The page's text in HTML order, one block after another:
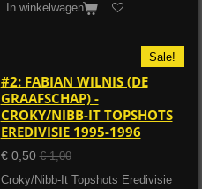
In winkelwagen
Sale!
#2: FABIAN WILNIS (DE
GRAAFSCHAP) -
CROKY/NIBB-IT TOPSHOTS
EREDIVISIE 1995-1996
€ 0,50 € 1,00
Croky/Nibb-It Topshots Eredivisie